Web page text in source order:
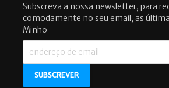
Subscreva a nossa newsletter, para
comodamente no seu email, as
Minho